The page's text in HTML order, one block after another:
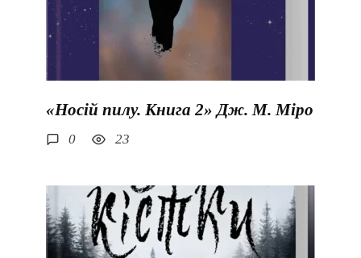
«Носій пилу. Книга 2» Дж. М. Міро
0 23